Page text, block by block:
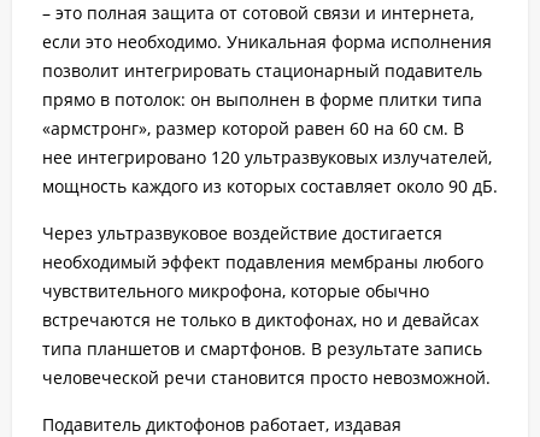
– это полная защита от сотовой связи и интернета,
если это необходимо. Уникальная форма исполнения
позволит интегрировать стационарный подавитель
прямо в потолок: он выполнен в форме плитки типа
«армстронг», размер которой равен 60 на 60 см. В
нее интегрировано 120 ультразвуковых излучателей,
мощность каждого из которых составляет около 90 дБ.
Через ультразвуковое воздействие достигается
необходимый эффект подавления мембраны любого
чувствительного микрофона, которые обычно
встречаются не только в диктофонах, но и девайсах
типа планшетов и смартфонов. В результате запись
человеческой речи становится просто невозможной.
Подавитель диктофонов работает, издавая